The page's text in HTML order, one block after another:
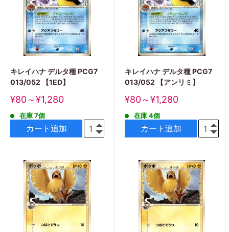
キレイハナ デルタ種 PCG7
013/052 【1ED】
販
価
¥80～¥1,280
在庫 7個
カート追加
キレイハナ デルタ種 PCG7
013/052 【アンリミ】
販
価
¥80～¥1,280
在庫 4個
カート追加